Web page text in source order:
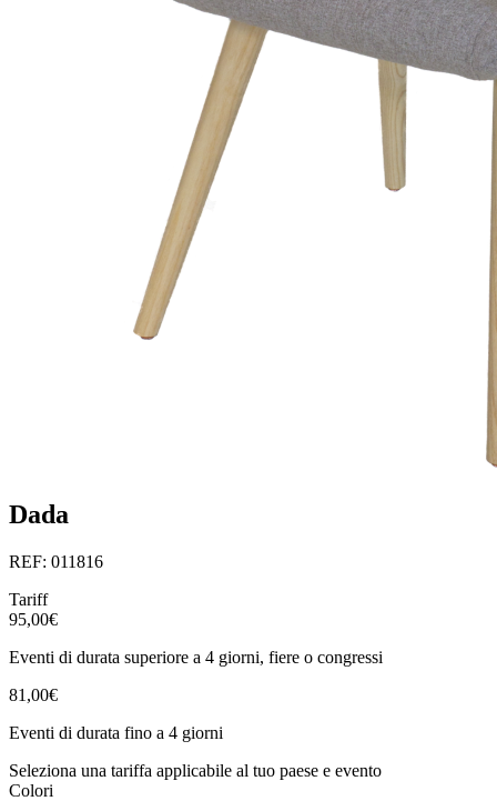
Dada
REF: 011816
Tariff
95,00€
Eventi di durata superiore a 4 giorni, fiere o congressi
81,00€
Eventi di durata fino a 4 giorni
Seleziona una tariffa applicabile al tuo paese e evento
Colori